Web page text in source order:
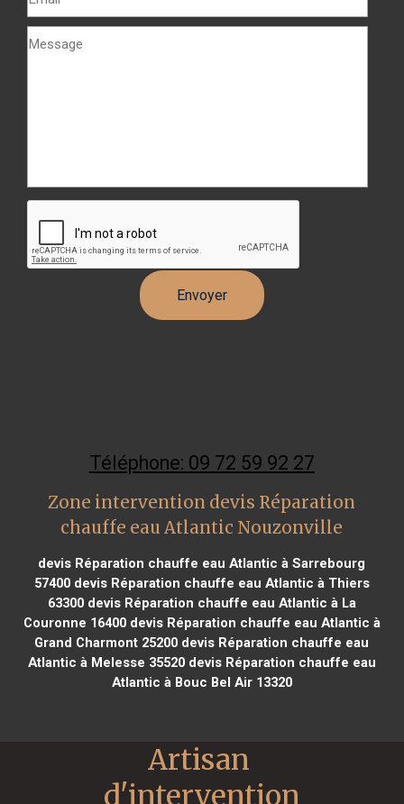
Téléphone: 09 72 59 92 27
Zone intervention devis Réparation
chauffe eau Atlantic Nouzonville
devis Réparation chauffe eau Atlantic à Sarrebourg
57400devis Réparation chauffe eau Atlantic à Thiers
63300devis Réparation chauffe eau Atlantic à La
Couronne 16400devis Réparation chauffe eau Atlantic à
Grand Charmont 25200 devis Réparation chauffe eau
Atlantic à Melesse 35520devis Réparation chauffe eau
Atlantic à Bouc Bel Air 13320
Artisan
d'intervention